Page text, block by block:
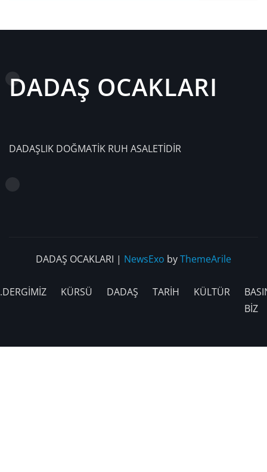
DADAŞ OCAKLARI
DADAŞLIK DOĞMATİK RUH ASALETİDİR
DADAŞ OCAKLARI | NewsExo byThemeArile
KÜRSÜ DADAŞ TARİH KÜLTÜR
BİZ